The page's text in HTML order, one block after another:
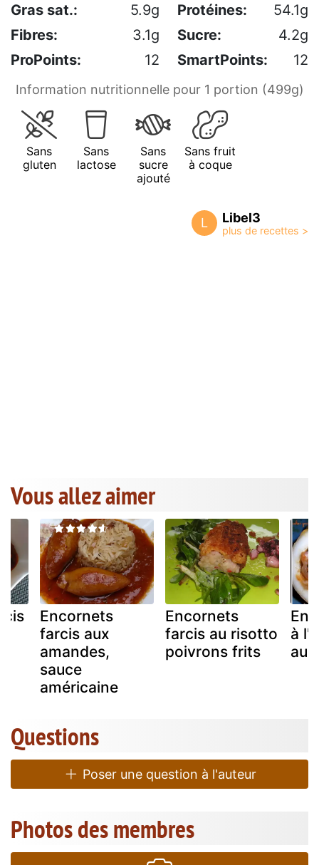
Gras sat.:
5.9g Protéines:
54.1g
Fibres:
3.1g Sucre:
4.2g
ProPoints:
12 SmartPoints: 12
Information nutritionnelle pour 1 portion (499g)
Sans
gluten
Sans
lactose
Sans
sucre
ajouté
Sans fruit
à coque
L Libel3
Vous allez aimer
Encornets
farcis aux
amandes,
sauce
américaine
Encornets
farcis au risotto
poivrons frits
à
au
Questions
Poser une question à l'auteur
Photos des membres